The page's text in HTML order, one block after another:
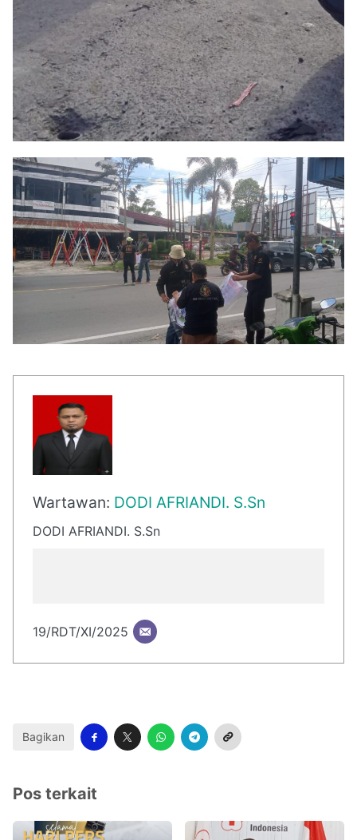
Wartawan: DODI AFRIANDI. S.Sn
DODI AFRIANDI. S.Sn
19/RDT/XI/2025
Bagikan
Pos terkait